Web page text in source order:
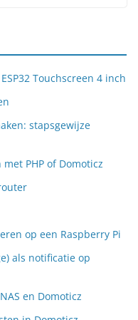
Touchscreen 4 inch
stapsgewijze
PHP of Domoticz
op een Raspberry Pi
als notificatie op
en Domoticz